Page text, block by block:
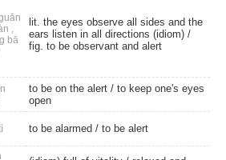
,
bā
lit. the eyes observe all sides and the
ears listen in all directions (idiom) /
fig. to be observant and alert
to be on the alert / to keep one's eyes
open
to be alarmed / to be alert